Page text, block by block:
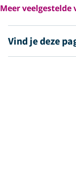
Meer veelgestelde
Vind je deze